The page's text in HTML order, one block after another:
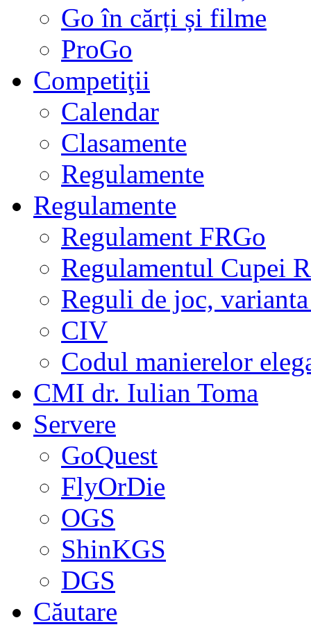
Go în cărți și filme
ProGo
Competiţii
Calendar
Clasamente
Regulamente
Regulamente
Regulament FRGo
Regulamentul Cupei
Reguli de joc,
CIV
Codul manierelor
CMI dr. Iulian Toma
Servere
GoQuest
FlyOrDie
OGS
ShinKGS
DGS
Căutare